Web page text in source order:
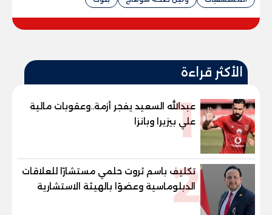
الأكثر قراءة
1
عبدالله السعيد يفجر أزمة..وعقوبات مالية
علي بيزيرا وبانزا
2
تكليف باسم ثروت حلمي مستشارًا للعلاقات
الدبلوماسية وعضوًا بالهيئة الاستشارية
العليا لمنظمة «جاد جمينت يوإن»